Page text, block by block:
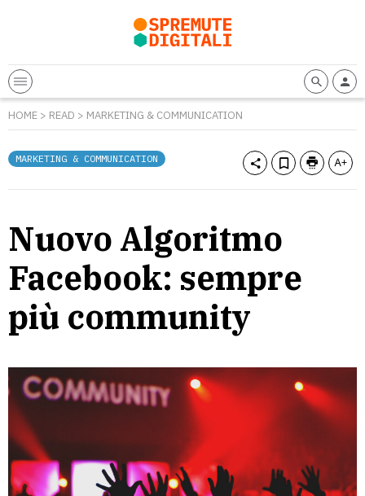
HOME > READ > MARKETING & COMMUNICATION
MARKETING & COMMUNICATION
Nuovo Algoritmo
Facebook: sempre
più community